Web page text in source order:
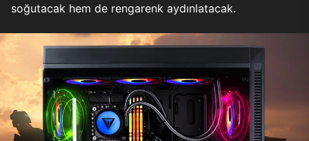
soğutacak hem de rengarenk aydınlatacak.